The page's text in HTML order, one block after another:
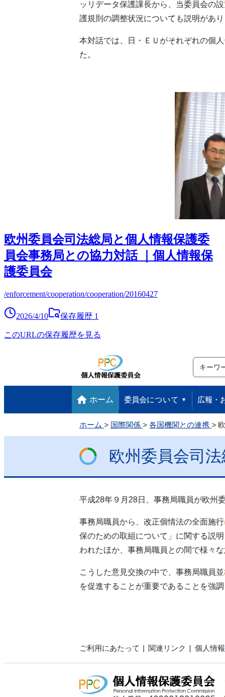
欧州委員会司法総局と個人情報保護委
員会事務局との協力対話 ｜個人情報保
護委員会
/enforcement/cooperation/cooperation/20160427
2026/4/10 保存履歴 1
このURLの保存履歴を見る